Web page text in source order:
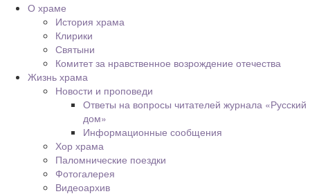
О храме
История храма
Клирики
Святыни
Комитет за нравственное возрождение отечества
Жизнь храма
Новости и проповеди
Ответы на вопросы читателей журнала «Русский
дом»
Информационные сообщения
Хор храма
Паломнические поездки
Фотогалерея
Видеоархив